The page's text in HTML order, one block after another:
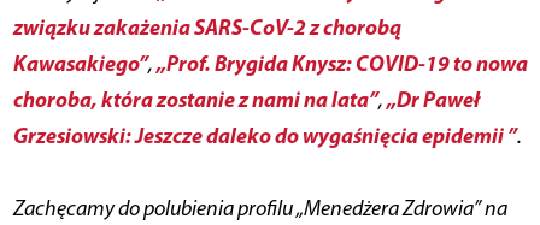
związku zakażenia SARS-CoV-2 z chorobą
Kawasakiego”,„Prof. Brygida Knysz: COVID-19 to nowa
choroba, która zostanie z nami na lata”,„Dr Paweł
Grzesiowski: Jeszcze daleko do wygaśnięcia epidemii ”.
Zachęcamy do polubienia profilu „Menedżera Zdrowia” na